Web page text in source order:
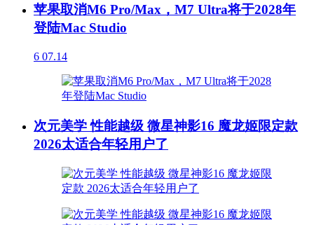
苹果取消M6 Pro/Max，M7 Ultra将于2028年
登陆Mac Studio
6 07.14
次元美学 性能越级 微星神影16 魔龙姬限定款
2026太适合年轻用户了